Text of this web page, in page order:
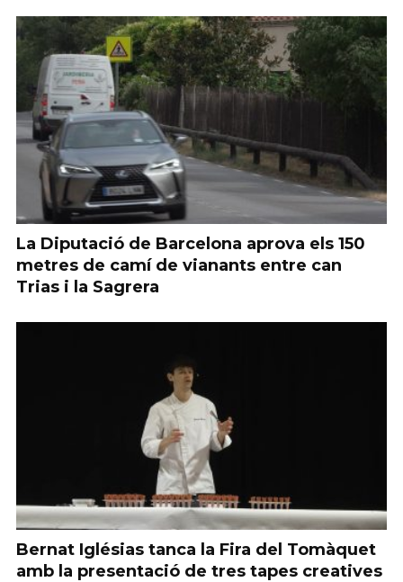
La Diputació de Barcelona aprova els 150
metres de camí de vianants entre can
Trias i la Sagrera
Bernat Iglésias tanca la Fira del Tomàquet
amb la presentació de tres tapes creatives